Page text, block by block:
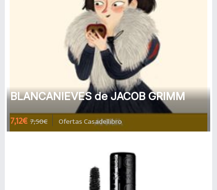
BLANCANIEVES de JACOB GRIMM
7,12€ 7,50€ Ofertas Casadellibro